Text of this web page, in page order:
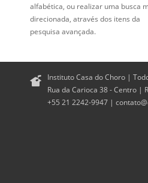
alfabética, ou realizar uma busca
direcionada, através dos itens da
pesquisa avançada.
Instituto Casa do Choro |
Rua da Carioca 38 - Centro |
+55 21 2242-9947 |